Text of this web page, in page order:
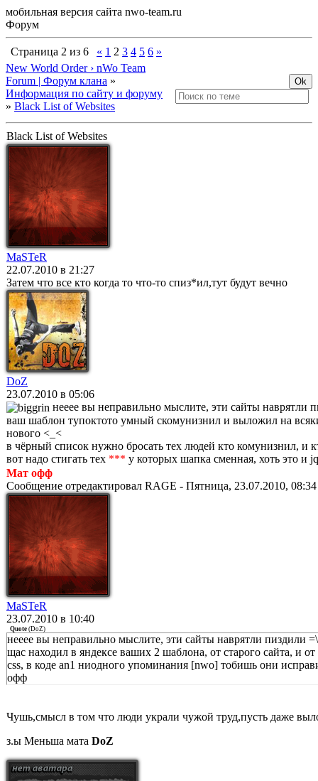
мобильная версия сайта nwo-team.ru
Форум
Страница 2 из 6 « 1 2 3 4 5 6 »
New World Order › nWo Team
Forum | Форум клана »
Информация по сайту и форуму
» Black List of Websites
Black List of Websites
MaSTeR
22.07.2010 в 21:27
Затем что все кто когда то что-то спиз*ил,тут будут вечно
DoZ
23.07.2010 в 05:06
нееее вы неправильно мыслите, эти сайты наврятли
ваш шаблон тупоктото умный скомунизнил и выложил на
нового <_<
в чёрный список нужно бросать тех людей кто комунизнил, и
вот надо стигать тех *** у которых шапка сменная, хоть это и
Мат офф
Сообщение отредактировал RAGE - Пятница, 23.07.2010, 08:34
MaSTeR
23.07.2010 в 10:40
Quote (DoZ)
нееее вы неправильно мыслите, эти сайты наврятли
щас находил в яндексе ваших 2 шаблона, от старого сайта, и
css, в коде an1 ниодного упоминания [nwo] тобишь они
офф
Чушь,смысл в том что люди украли чужой труд,пусть даже
з.ы Меньша мата DoZ